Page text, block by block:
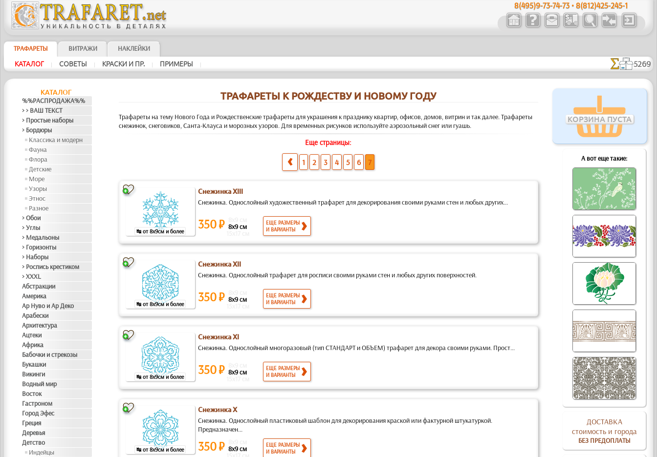
8(495)9-73-74-73 • 8(812)425-245-1
ТРАФАРЕТЫ ВИТРАЖИ НАКЛЕЙКИ
КАТАЛОГ | СОВЕТЫ | КРАСКИ И ПР. | ПРИМЕРЫ | 5269
КАТАЛОГ
%%РАСПРОДАЖА%%
> > ВАШ ТЕКСТ
> Простые наборы
> Бордюры
Классика и модерн
Фауна
Флора
Детские
Море
Узоры
Этнос
Разное
> Обои
> Углы
> Медальоны
> Горизонты
> Наборы
> Роспись крестиком
> XXXL
Абстракции
Америка
Ар Нуво и Ар Деко
Арабески
Архитектура
Ацтеки
Африка
Бабочки и стрекозы
Букашки
Викинги
Водный мир
Восток
Гастроном
Город Эфес
Греция
Деревья
Детство
Индейцы
КОРЗИНА ПУСТА
А вот еще такие:
ДОСТАВКА
стоимость и города
БЕЗ ПРЕДОПЛАТЫ
ТРАФАРЕТЫ К РОЖДЕСТВУ И НОВОМУ ГОДУ
Трафареты на тему Нового Года и Рождественские трафареты для украшения к празднику квартир, офисов, домов, витрин и так далее. Трафареты
снежинок, снеговиков, Санта-Клауса и морозных узоров. Для временных рисунков используйте аэрозольный снег или гуашь.
Еще страницы:
1 2 3 4 5 6 7
↹ от 8x9см и более
Снежинка XIII
Снежинка. Однослойный художественный трафарет для декорирования своими руками стен и любых других...
350 ₽ 8x9 см
ЕЩЕ РАЗМЕРЫ
И ВАРИАНТЫ
↹ от 8x9см и более
Снежинка XII
Снежинка. Однослойный трафарет для росписи своими руками стен и любых других поверхностей.
350 ₽ 8x9 см
ЕЩЕ РАЗМЕРЫ
И ВАРИАНТЫ
↹ от 8x9см и более
Снежинка XI
Снежинка. Однослойный многоразовый (тип СТАНДАРТ и ОБЪЕМ) трафарет для декора своими руками. Прост...
350 ₽ 8x9 см
ЕЩЕ РАЗМЕРЫ
И ВАРИАНТЫ
↹ от 8x9см и более
Снежинка X
Снежинка. Однослойный пластиковый шаблон для декорирования краской или фактурной штукатуркой.
Предназначен...
350 ₽ 8x9 см
ЕЩЕ РАЗМЕРЫ
И ВАРИАНТЫ